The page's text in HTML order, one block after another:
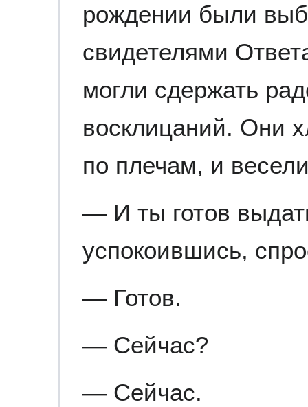
рождении были
свидетелями
могли сдержать
восклицаний. Они
по плечам, и
— И ты готов
успокоившись,
— Готов.
— Сейчас?
— Сейчас.